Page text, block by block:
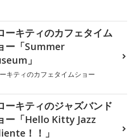
ーキティのカフェタイム
ー「Summer
」
キティのカフェタイムショー
ーキティのジャズバンド
ー「Hello Kitty Jazz
！！」